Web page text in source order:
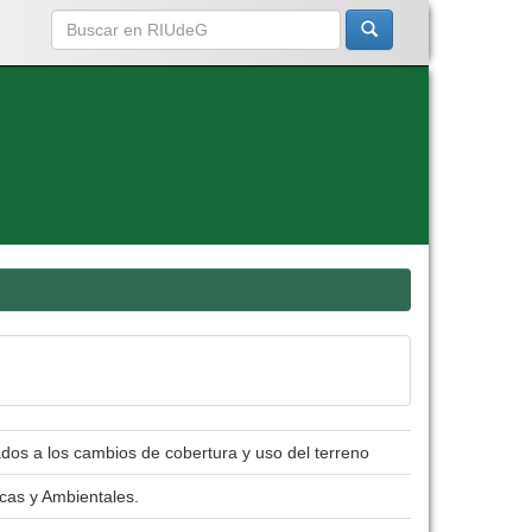
a los cambios de cobertura y uso del terreno
y Ambientales.